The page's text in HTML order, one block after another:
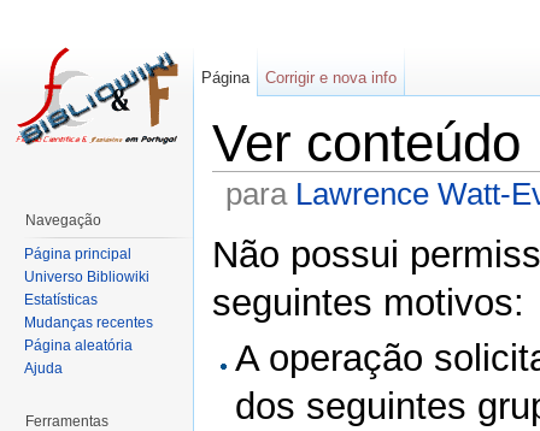
Ver conteúdo
para Lawrence Watt-
Não possui
seguintes motivos:
A operação
dos seguintes
Página Corrigir e nova info
Navegação
Página principal
Universo Bibliowiki
Estatísticas
Mudanças recentes
Página aleatória
Ajuda
Ferramentas